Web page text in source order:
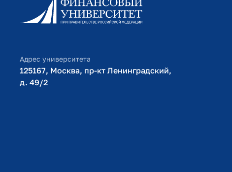
Личный кабинет поступающего
Библиотечно-информационный комплекс
Адрес университета
125167, Москва, пр-кт Ленинградский,
д. 49/2​